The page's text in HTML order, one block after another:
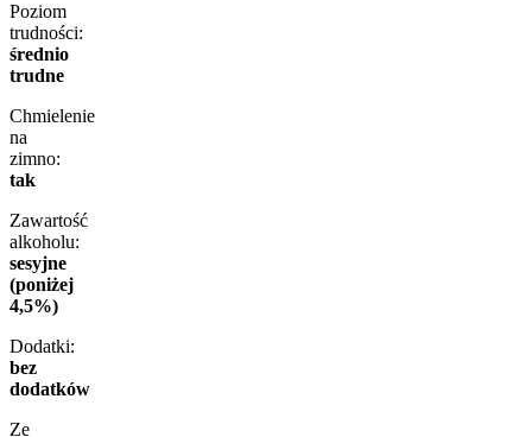
Poziom
trudności:
średnio
trudne
Chmielenie
na
zimno:
tak
Zawartość
alkoholu:
sesyjne
(poniżej
4,5%)
Dodatki:
bez
dodatków
Ze